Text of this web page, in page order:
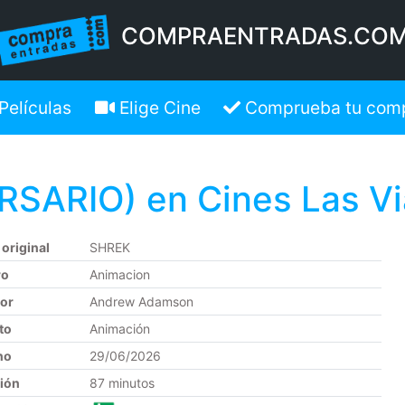
Elige Cine Comprueba tu
en Cines Las
SHREK
Animacion
Andrew Adamson
Animación
29/06/2026
87 minutos